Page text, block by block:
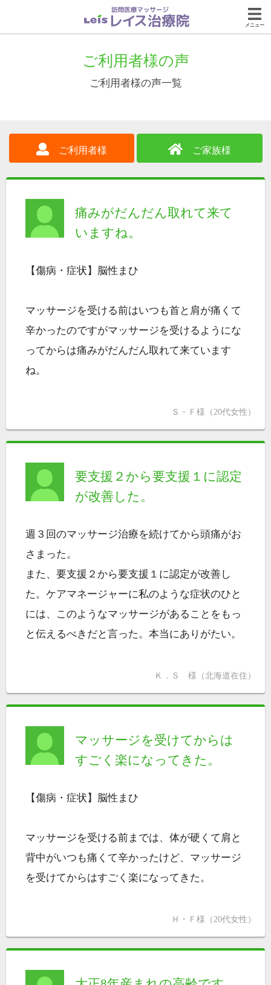
メニュー
ご利用者様の声
ご利用者様の声一覧
ご利用者様 ご家族様
痛みがだんだん取れて来て
いますね。
【傷病・症状】脳性まひ
マッサージを受ける前はいつも首と肩が痛くて
辛かったのですがマッサージを受けるようにな
ってからは痛みがだんだん取れて来ています
ね。
Ｓ・Ｆ様（20代女性）
要支援２から要支援１に認定
が改善した。
週３回のマッサージ治療を続けてから頭痛がお
さまった。
また、要支援２から要支援１に認定が改善し
た。ケアマネージャーに私のような症状のひと
には、このようなマッサージがあることをもっ
と伝えるべきだと言った。本当にありがたい。
Ｋ．Ｓ 様（北海道在住）
マッサージを受けてからは
すごく楽になってきた。
【傷病・症状】脳性まひ
マッサージを受ける前までは、体が硬くて肩と
背中がいつも痛くて辛かったけど、マッサージ
を受けてからはすごく楽になってきた。
Ｈ・Ｆ様（20代女性）